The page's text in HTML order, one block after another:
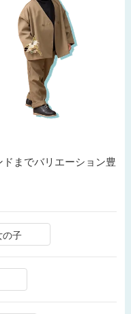
までバリエーション豊
の子